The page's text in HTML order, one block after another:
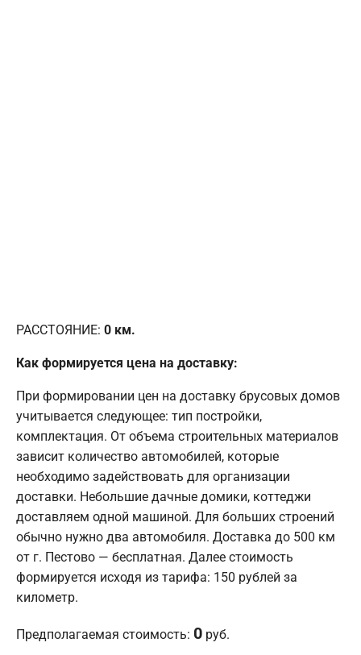
РАССТОЯНИЕ: 0 км.
Как формируется цена на доставку:
При формировании цен на доставку брусовых домов
учитывается следующее: тип постройки,
комплектация. От объема строительных материалов
зависит количество автомобилей, которые
необходимо задействовать для организации
доставки. Небольшие дачные домики, коттеджи
доставляем одной машиной. Для больших строений
обычно нужно два автомобиля. Доставка до 500 км
от г. Пестово — бесплатная. Далее стоимость
формируется исходя из тарифа: 150 рублей за
километр.
Предполагаемая стоимость: 0 руб.